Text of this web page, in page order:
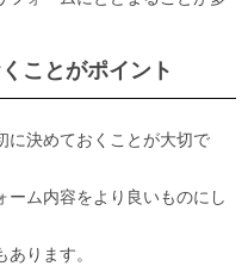
ことがポイント
に決めておくことが大切で
ーム内容をより良いものにし
ります。